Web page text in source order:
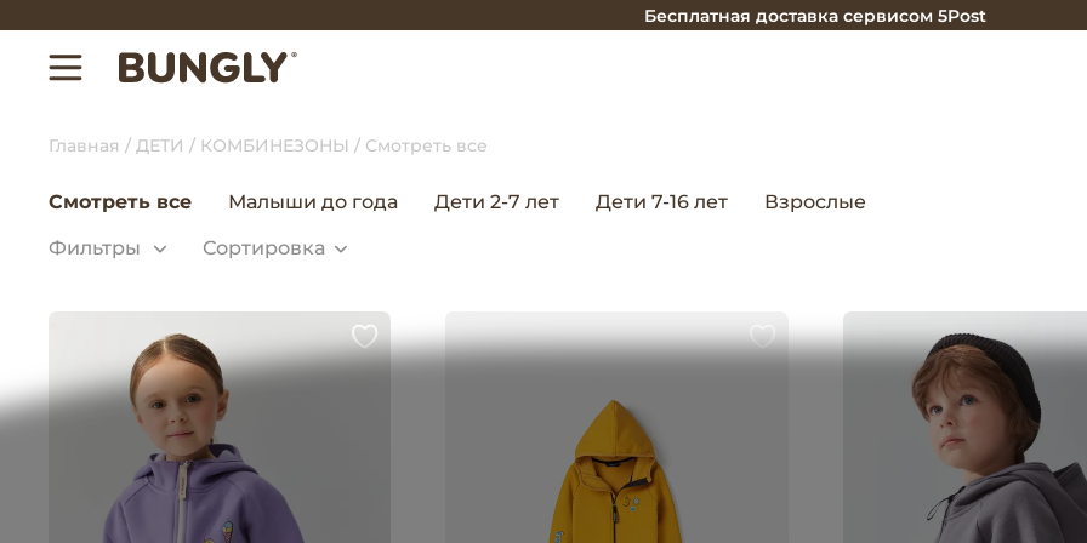
Бесплатная доставка сервисом 5Post
Главная ДЕТИ КОМБИНЕЗОНЫ Смотреть все
Смотреть все Малыши до года Дети 2-7 лет Дети 7-16 лет
Взрослые
Сортировка
Фильтры